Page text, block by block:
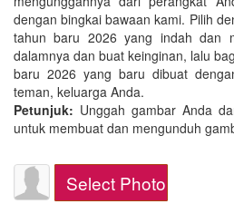
dengan bingkai bawaan kami. Pilih
tahun baru 2026 yang indah dan
dalamnya dan buat keinginan, lalu
baru 2026 yang baru dibuat
teman, keluarga Anda.
Petunjuk: Unggah gambar Anda
untuk membuat dan mengunduh
Select Photo